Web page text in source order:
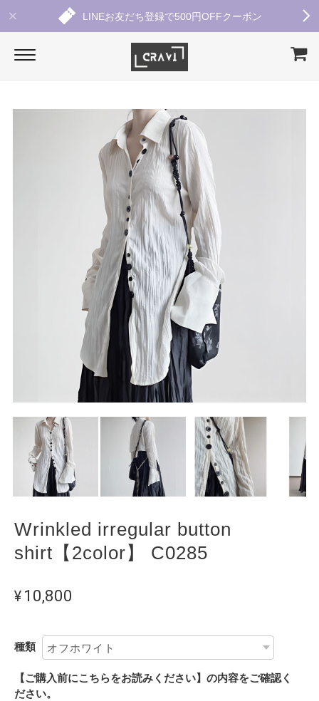
LINEお友だち登録で500円OFFクーポン
Wrinkled irregular button
shirt【2color】 C0285
¥10,800
種類
【ご購入前にこちらをお読みください】の内容をご確認く
ださい。